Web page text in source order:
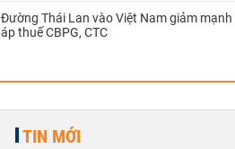
Đường Thái Lan vào Việt Nam giảm mạnh
áp thuế CBPG, CTC
TIN MỚI